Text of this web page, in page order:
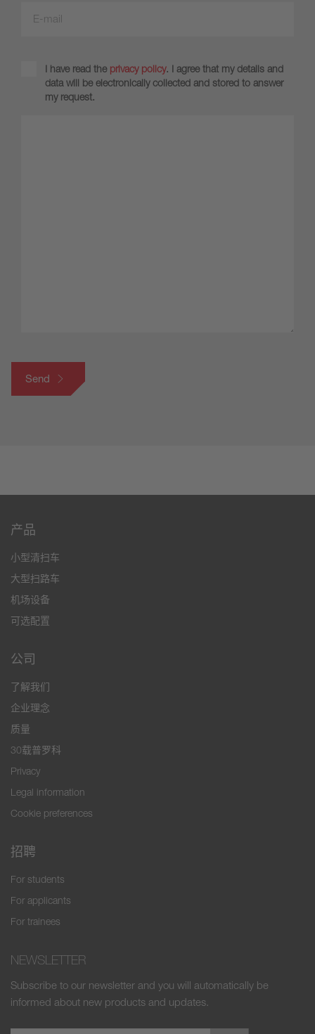
I have read the privacy policy. I agree that my details and
data will be electronically collected and stored to answer
my request.
Send
产品
小型清扫车
大型扫路车
机场设备
可选配置
公司
了解我们
企业理念
质量
30载普罗科
Privacy
Legal information
Cookie preferences
招聘
For students
For applicants
For trainees
NEWSLETTER
Subscribe to our newsletter and you will automatically be
informed about new products and updates.